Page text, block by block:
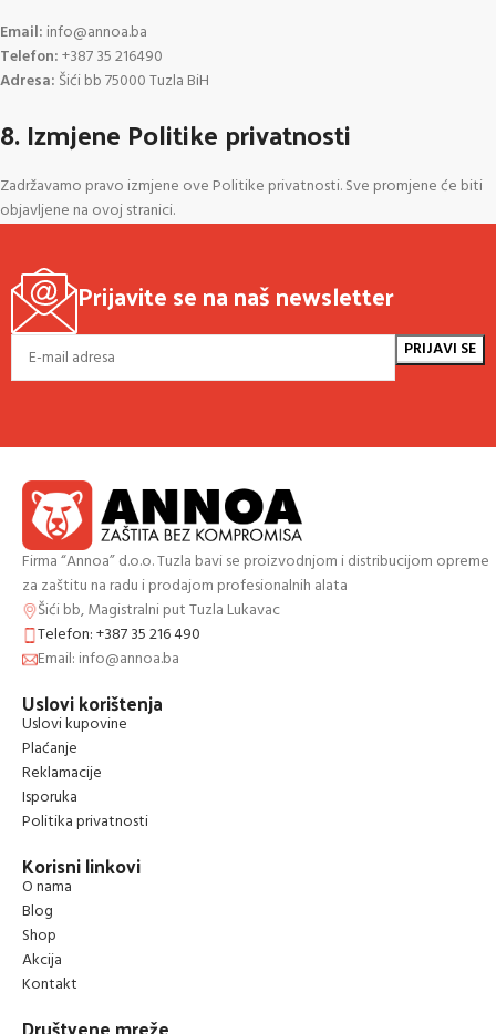
Email: info@annoa.ba
Telefon:+38735216490
Adresa: Šići bb 75000 Tuzla BiH
8. Izmjene Politike privatnosti
Zadržavamo pravo izmjene ove Politike privatnosti. Sve promjene će biti
objavljene na ovoj stranici.
Prijavite se na naš newsletter
Firma “Annoa” d.o.o. Tuzla bavi se proizvodnjom i distribucijom opreme
za zaštitu na radu i prodajom profesionalnih alata
Šići bb, Magistralni put Tuzla Lukavac
Telefon: +387 35 216 490
Email: info@annoa.ba
Uslovi korištenja
Uslovi kupovine
Plaćanje
Reklamacije
Isporuka
Politika privatnosti
Korisni linkovi
O nama
Blog
Shop
Akcija
Kontakt